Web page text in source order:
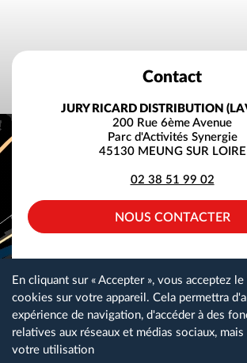
Contact
JURY RICARD DISTRIBUTION
200 Rue 6ème Avenue
Parc d'Activités Synergie
45130 MEUNG SUR LOIRE
02 38 51 99 02
NOUS CONTACTER
Plan du site Gestion des cookies
Nos
Espace téléchargement
En cliquant sur « Accepter », vous acceptez
cookies sur votre appareil. Cela permettra
expérience de navigation, d'accéder à des
relatives aux réseaux et médias sociaux,
votre utilisation